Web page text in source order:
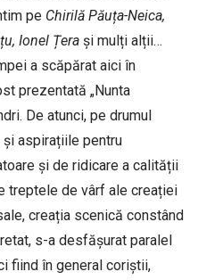
pe Chirilă Păuța-Neica,
Ionel Țera și mulți alții…
a scăpărat aici în
prezentată „Nunta
De atunci, pe drumul
aspi­rațiile pentru
și de ridicare a calității
treptele de vârf ale creației
creația scenică constând
s-a desfășurat paralel
fiind în general coriștii,